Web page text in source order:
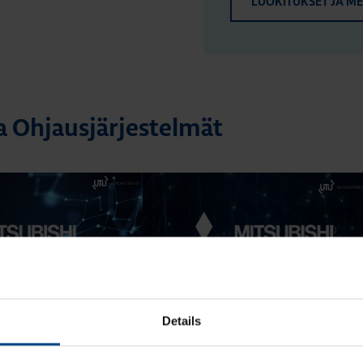
Details
Ohjausjärjestelmät
ohjelmoitavien
Lukuaika: 3 min
Mitsubishi Electricin ohjelmoitavien